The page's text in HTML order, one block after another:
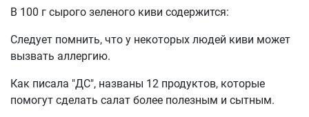
В 100 г сырого зеленого киви содержится:
Следует помнить, что у некоторых людей киви может
вызвать аллергию.
Как писала "ДС", названы 12 продуктов, которые
помогут сделать салат более полезным и сытным.